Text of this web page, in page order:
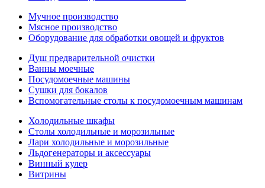
Мучное производство
Мясное производство
Оборудование для обработки овощей и фруктов
Душ предварительной очистки
Ванны моечные
Посудомоечные машины
Сушки для бокалов
Вспомогательные столы к посудомоечным машинам
Холодильные шкафы
Столы холодильные и морозильные
Лари холодильные и морозильные
Льдогенераторы и аксессуары
Винный кулер
Витрины